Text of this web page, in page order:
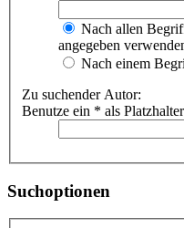
Nach allen
angegeben
Nach einem
Zu suchender Autor:
Benutze ein * als
Suchoptionen